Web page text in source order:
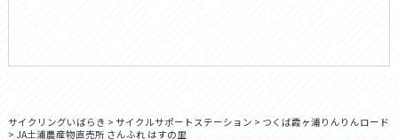
サイクリングいばらき > サイクルサポートステーション > つくば霞ヶ浦りんりんロード
> JA土浦農産物直売所 さんふれ はすの里